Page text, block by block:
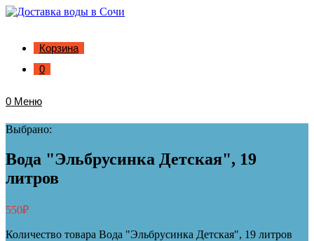
Корзина
0
0 Меню
Выбрано:
Вода "Эльбрусинка Детская", 19
литров
550₽
Количество товара Вода "Эльбрусинка Детская", 19 литров